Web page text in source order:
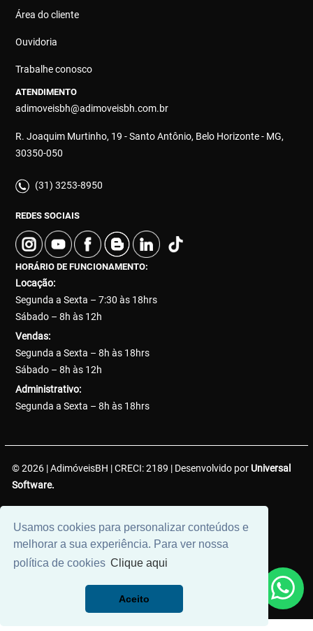
Usamos cookies para personalizar conteúdos e
melhorar a sua experiência. Para ver nossa
política de cookies Clique aqui
Aceito
Área do cliente
Ouvidoria
Trabalhe conosco
ATENDIMENTO
adimoveisbh@adimoveisbh.com.br
R. Joaquim Murtinho, 19 - Santo Antônio, Belo Horizonte - MG,
30350-050
(31) 3253-8950
REDES SOCIAIS
HORÁRIO DE FUNCIONAMENTO:
Locação:
Segunda a Sexta – 7:30 às 18hrs
Sábado – 8h às 12h
Vendas:
Segunda a Sexta – 8h às 18hrs
Sábado – 8h às 12h
Administrativo:
Segunda a Sexta – 8h às 18hrs
© 2026 | AdimóveisBH | CRECI: 2189 | Desenvolvido por Universal
Software.
38.737.425/0001-50